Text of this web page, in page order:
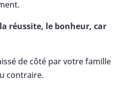
réussite, le bonheur, car
de côté par votre famille
contraire.